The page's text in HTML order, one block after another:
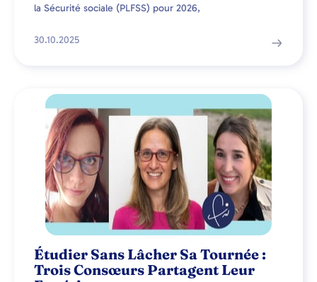
la Sécurité sociale (PLFSS) pour 2026,
30.10.2025
Étudier Sans Lâcher Sa Tournée :
Trois Consœurs Partagent Leur